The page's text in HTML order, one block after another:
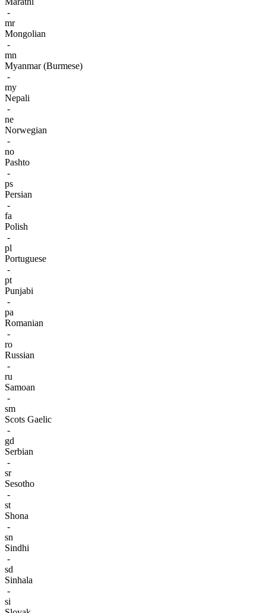
-
mr
Mongolian
-
mn
Myanmar (Burmese)
-
my
Nepali
-
ne
Norwegian
-
no
Pashto
-
ps
Persian
-
fa
Polish
-
pl
Portuguese
-
pt
Punjabi
-
pa
Romanian
-
ro
Russian
-
ru
Samoan
-
sm
Scots Gaelic
-
gd
Serbian
-
sr
Sesotho
-
st
Shona
-
sn
Sindhi
-
sd
Sinhala
-
si